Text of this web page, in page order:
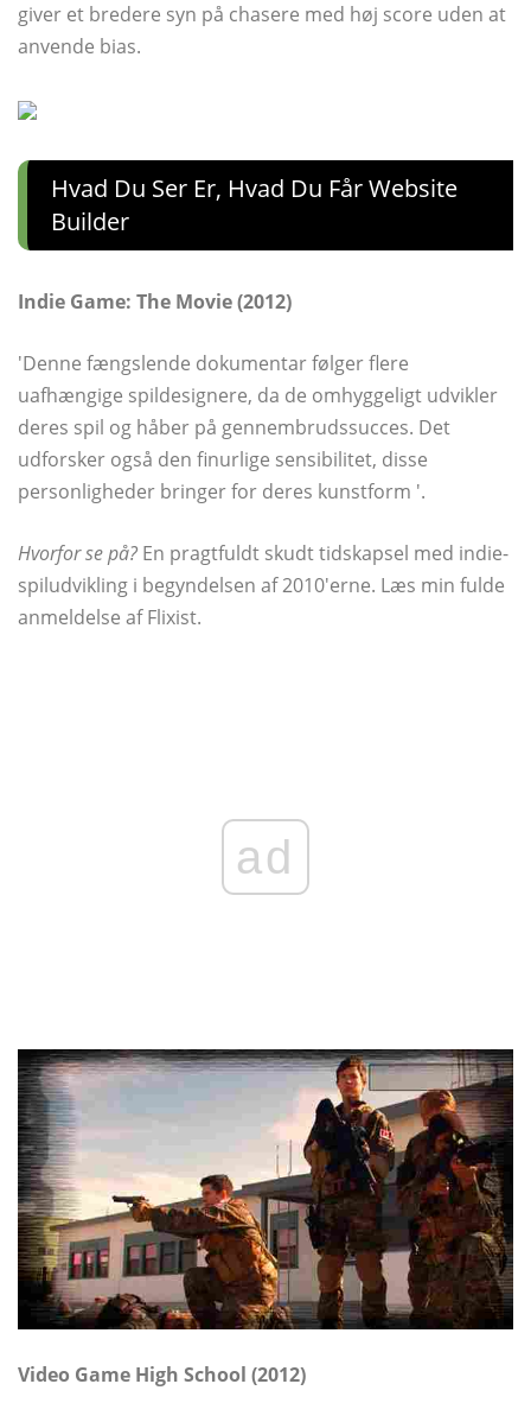
giver et bredere syn på chasere med høj score uden at
anvende bias.
Hvad Du Ser Er, Hvad Du Får Website
Builder
Indie Game: The Movie (2012)
'Denne fængslende dokumentar følger flere
uafhængige spildesignere, da de omhyggeligt udvikler
deres spil og håber på gennembrudssucces. Det
udforsker også den finurlige sensibilitet, disse
personligheder bringer for deres kunstform '.
Hvorfor se på? En pragtfuldt skudt tidskapsel med indie-
spiludvikling i begyndelsen af ​​2010'erne. Læs min fulde
anmeldelse af Flixist.
ad
Video Game High School (2012)